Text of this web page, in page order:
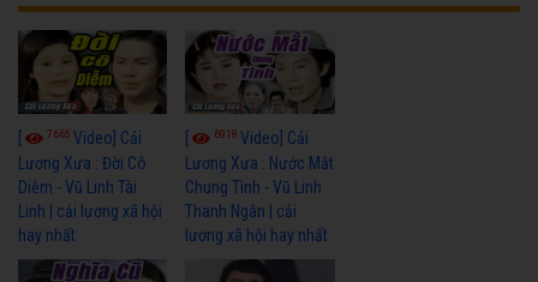
7665 Video] Cải
Lương Xưa : Đời Cô
Diễm - Vũ Linh Tài
Linh | cải lương xã hội
hay nhất
6918Video] Cải
Lương Xưa : Nước Mắt
Chung Tình - Vũ Linh
Thanh Ngân | cải
lương xã hội hay nhất